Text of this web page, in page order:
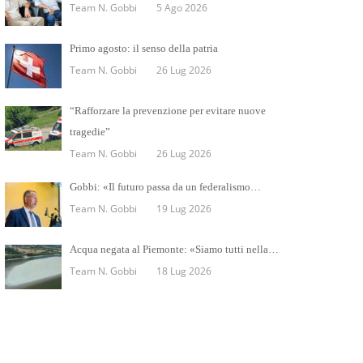
Team N. Gobbi 5 Ago 2026
Primo agosto: il senso della patria
Team N. Gobbi 26 Lug 2026
“Rafforzare la prevenzione per evitare nuove
tragedie”
Team N. Gobbi 26 Lug 2026
Gobbi: «Il futuro passa da un federalismo…
Team N. Gobbi 19 Lug 2026
Acqua negata al Piemonte: «Siamo tutti nella…
Team N. Gobbi 18 Lug 2026